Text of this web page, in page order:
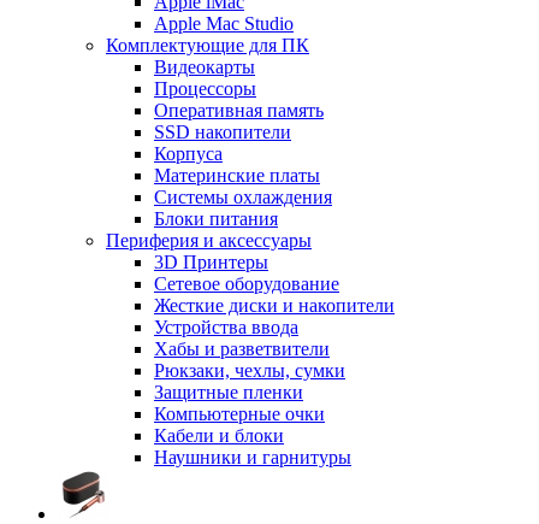
Apple Mac Studio
Комплектующие для ПК
Видеокарты
Процессоры
Оперативная память
SSD накопители
Корпуса
Материнские платы
Системы охлаждения
Блоки питания
Периферия и аксессуары
3D Принтеры
Сетевое оборудование
Жесткие диски и накопители
Устройства ввода
Хабы и разветвители
Рюкзаки, чехлы, сумки
Защитные пленки
Компьютерные очки
Кабели и блоки
Наушники и гарнитуры